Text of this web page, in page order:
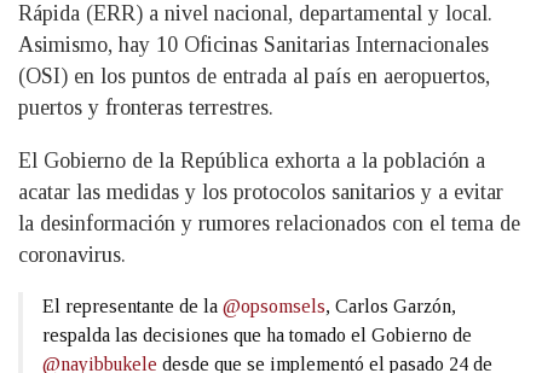
Rápida (ERR) a nivel nacional, departamental y local.
Asimismo, hay 10 Oficinas Sanitarias Internacionales
(OSI) en los puntos de entrada al país en aeropuertos,
puertos y fronteras terrestres.
El Gobierno de la República exhorta a la población a
acatar las medidas y los protocolos sanitarios y a evitar
la desinformación y rumores relacionados con el tema de
coronavirus.
El representante de la @opsomsels, Carlos Garzón,
respalda las decisiones que ha tomado el Gobierno de
@nayibbukele desde que se implementó el pasado 24 de